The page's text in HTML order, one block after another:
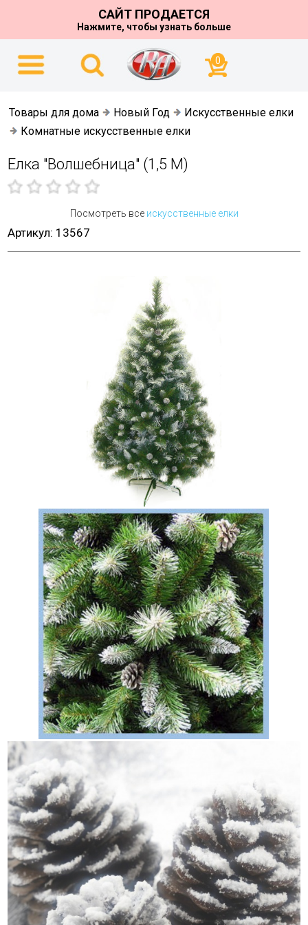
САЙТ ПРОДАЕТСЯ
Нажмите, чтобы узнать больше
0
Товары для дома Новый Год
Искусственные елки
Комнатные искусственные елки
Елка "Волшебница" (1,5 М)
Посмотреть все искусственные елки
Артикул: 13567